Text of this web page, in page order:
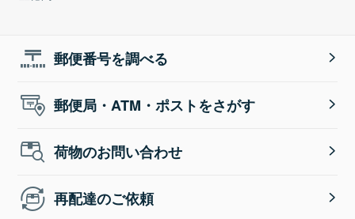
郵便番号を調べる
郵便局・ATM・ポストをさがす
荷物のお問い合わせ
再配達のご依頼